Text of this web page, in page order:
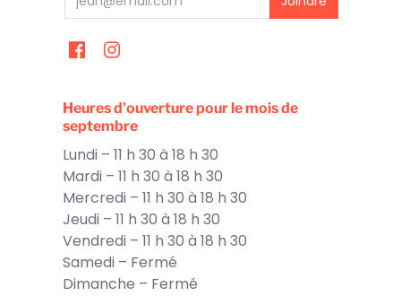
Heures d'ouverture pour le mois de
septembre
Lundi – 11 h 30 à 18 h 30
Mardi – 11 h 30 à 18 h 30
Mercredi – 11 h 30 à 18 h 30
Jeudi – 11 h 30 à 18 h 30
Vendredi – 11 h 30 à 18 h 30
Samedi – Fermé
Dimanche – Fermé